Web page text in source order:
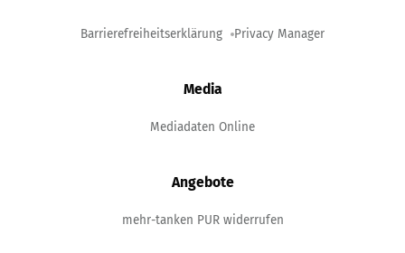
Barrierefreiheitserklärung Privacy Manager
Media
Mediadaten Online
Angebote
mehr-tanken PUR widerrufen